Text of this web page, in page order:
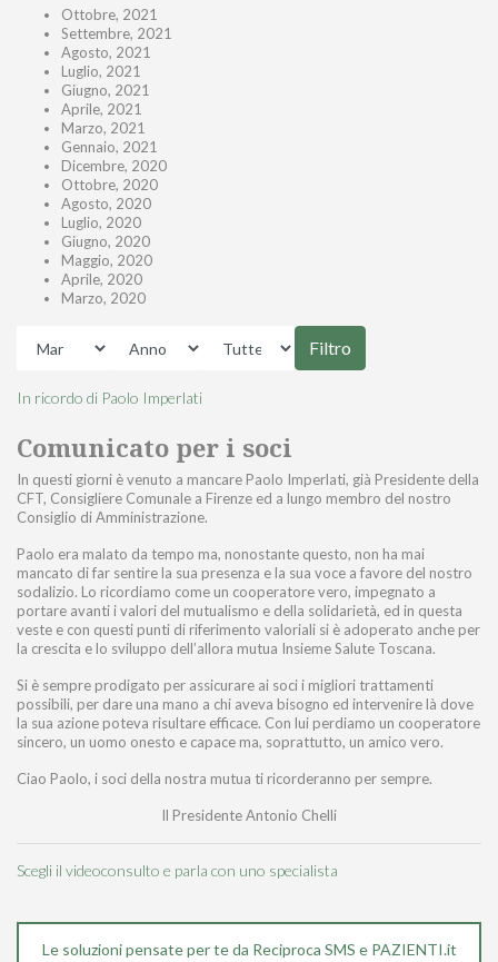
Ottobre, 2021
Settembre, 2021
Agosto, 2021
Luglio, 2021
Giugno, 2021
Aprile, 2021
Marzo, 2021
Gennaio, 2021
Dicembre, 2020
Ottobre, 2020
Agosto, 2020
Luglio, 2020
Giugno, 2020
Maggio, 2020
Aprile, 2020
Marzo, 2020
Filtro
In ricordo di Paolo Imperlati
Comunicato per i soci
In questi giorni è venuto a mancare Paolo Imperlati, già Presidente della
CFT, Consigliere Comunale a Firenze ed a lungo membro del nostro
Consiglio di Amministrazione.
Paolo era malato da tempo ma, nonostante questo, non ha mai
mancato di far sentire la sua presenza e la sua voce a favore del nostro
sodalizio. Lo ricordiamo come un cooperatore vero, impegnato a
portare avanti i valori del mutualismo e della solidarietà, ed in questa
veste e con questi punti di riferimento valoriali si è adoperato anche per
la crescita e lo sviluppo dell’allora mutua Insieme Salute Toscana.
Si è sempre prodigato per assicurare ai soci i migliori trattamenti
possibili, per dare una mano a chi aveva bisogno ed intervenire là dove
la sua azione poteva risultare efficace. Con lui perdiamo un cooperatore
sincero, un uomo onesto e capace ma, soprattutto, un amico vero.
Ciao Paolo, i soci della nostra mutua ti ricorderanno per sempre.
Il Presidente Antonio Chelli
Scegli il videoconsulto e parla con uno specialista
Le soluzioni pensate per te da Reciproca SMS e PAZIENTI.it